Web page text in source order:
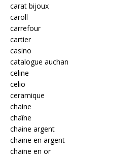
carat bijoux
caroll
carrefour
cartier
casino
catalogue auchan
celine
celio
ceramique
chaine
chaîne
chaine argent
chaine en argent
chaine en or